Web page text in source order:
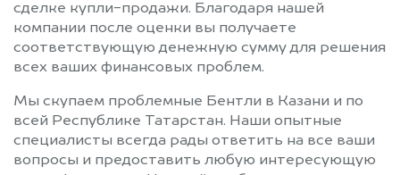
сделке купли-продажи. Благодаря нашей
компании после оценки вы получаете
соответствующую денежную сумму для решения
всех ваших финансовых проблем.
Мы скупаем проблемные Бентли в Казани и по
всей Республике Татарстан. Наши опытные
специалисты всегда рады ответить на все ваши
вопросы и предоставить любую интересующую